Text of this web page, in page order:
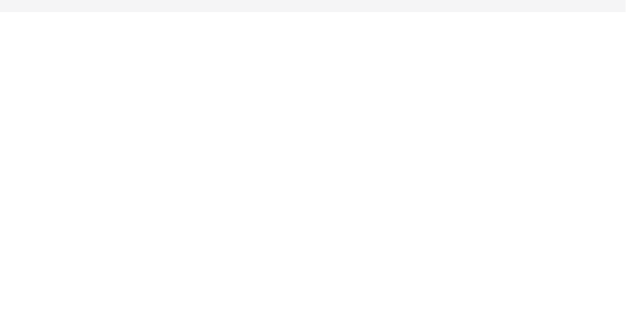
de confidentialité, en garantissant la conformité avec les réglementations. Personnalisez vos préférences pour